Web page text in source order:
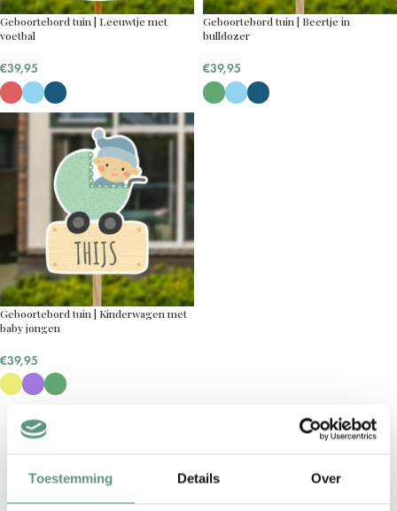
Toestemming Details Over
Geboortebord tuin | Leeuwtje met
voetbal
€39,95
Geboortebord tuin | Beertje in
bulldozer
€39,95
Geboortebord tuin | Kinderwagen met
baby jongen
€39,95